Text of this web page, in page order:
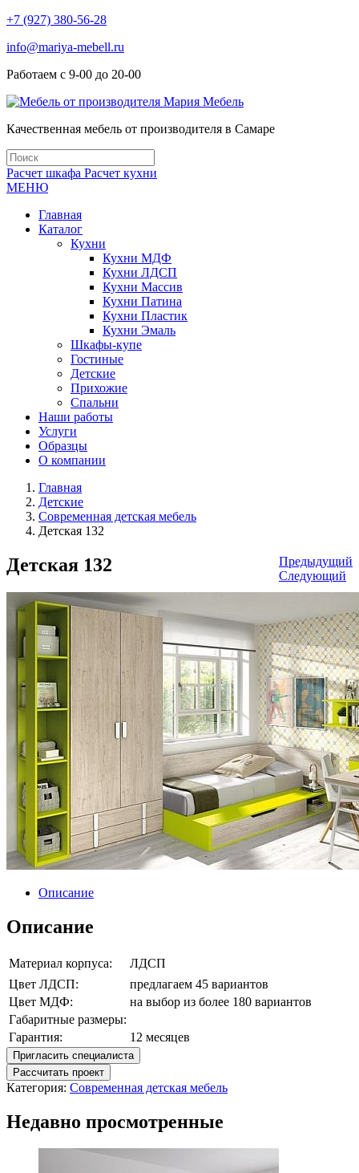
+7 (927) 380-56-28
info@mariya-mebell.ru
Работаем с 9-00 до 20-00
Качественная мебель от производителя в Самаре
Расчет шкафа Расчет кухни
МЕНЮ
Главная
Каталог
Кухни
Кухни МДФ
Кухни ЛДСП
Кухни Массив
Кухни Патина
Кухни Пластик
Кухни Эмаль
Шкафы-купе
Гостиные
Детские
Прихожие
Спальни
Наши работы
Услуги
Образцы
О компании
Главная
Детские
Современная детская мебель
Детская 132
Предыдущий
Следующий
Детская 132
Описание
Описание
Материал корпуса:
ЛДСП
Цвет ЛДСП:
предлагаем 45 вариантов
Цвет МДФ:
на выбор из более 180 вариантов
Габаритные размеры:
Гарантия:
12 месяцев
Пригласить специалиста
Рассчитать проект
Категория: Современная детская мебель
Недавно просмотренные